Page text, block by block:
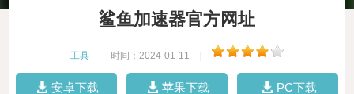
鲨鱼加速器官方网址
工具 时间：2024-01-11
安卓下载 苹果下载 PC下载